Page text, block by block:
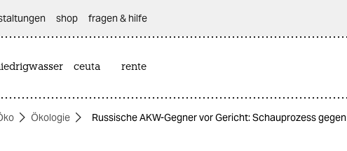
shop fragen & hilfe
ceuta rente
Ökologie Russische AKW-Gegner vor Gericht: Schauprozess